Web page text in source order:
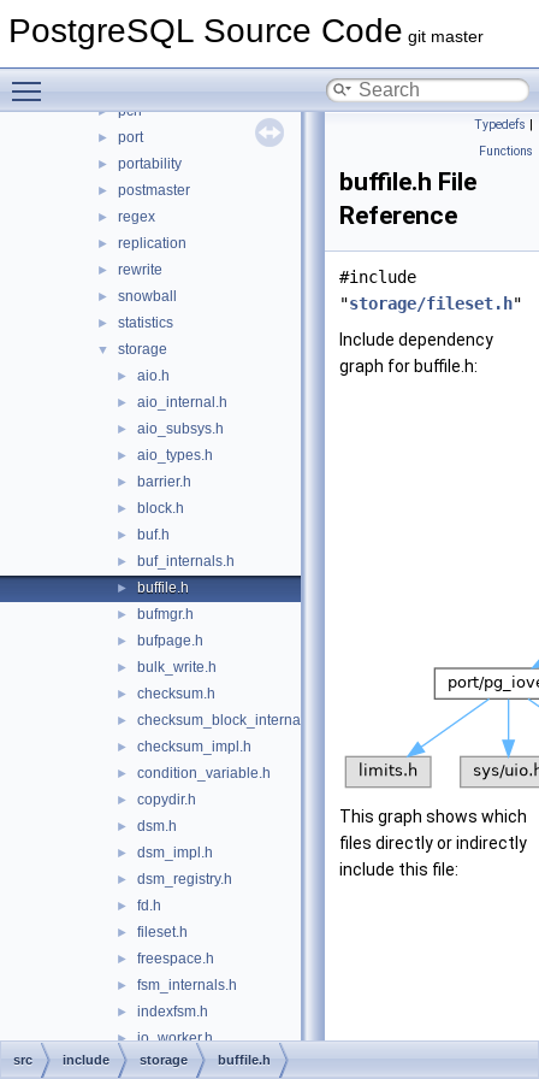
PostgreSQL Source Code git master
► optimizer
► pch
► port
► portability
► postmaster
► regex
► replication
► rewrite
► snowball
► statistics
▼ storage
► aio.h
► aio_internal.h
► aio_subsys.h
► aio_types.h
► barrier.h
► block.h
► buf.h
► buf_internals.h
► buffile.h
► bufmgr.h
► bufpage.h
► bulk_write.h
► checksum.h
► checksum_block_internal.h
► checksum_impl.h
► condition_variable.h
► copydir.h
► dsm.h
► dsm_impl.h
► dsm_registry.h
► fd.h
► fileset.h
► freespace.h
► fsm_internals.h
► indexfsm.h
► io_worker.h
► ipc.h
Typedefs |
Functions
buffile.h File
Reference
#include
"storage/fileset.h"
Include dependency
graph for buffile.h:
This graph shows which
files directly or indirectly
include this file:
src include storage buffile.h